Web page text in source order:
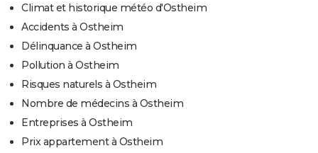
Climat et historique météo d'Ostheim
Accidents à Ostheim
Délinquance à Ostheim
Pollution à Ostheim
Risques naturels à Ostheim
Nombre de médecins à Ostheim
Entreprises à Ostheim
Prix appartement à Ostheim